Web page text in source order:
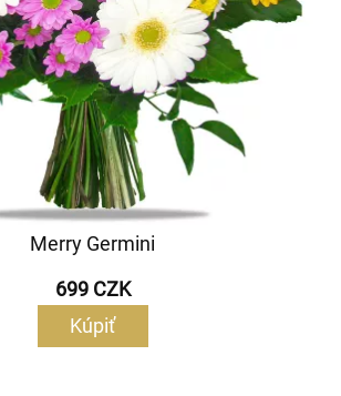
Merry Germini
699 CZK
Kúpiť